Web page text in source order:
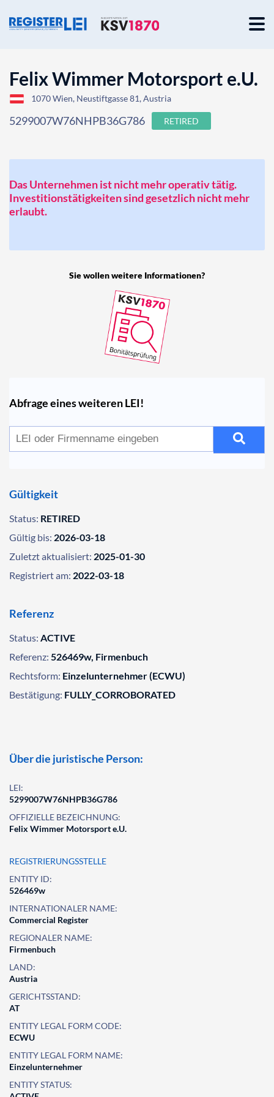
Felix Wimmer Motorsport e.U.
1070 Wien, Neustiftgasse 81, Austria
5299007W76NHPB36G786 RETIRED
Das Unternehmen ist nicht mehr operativ tätig.
Investitionstätigkeiten sind gesetzlich nicht mehr
erlaubt.
Sie wollen weitere Informationen?
Abfrage eines weiteren LEI!
Gültigkeit
Status: RETIRED
Gültig bis: 2026-03-18
Zuletzt aktualisiert: 2025-01-30
Registriert am: 2022-03-18
Referenz
Status: ACTIVE
Referenz: 526469w, Firmenbuch
Rechtsform: Einzelunternehmer (ECWU)
Bestätigung: FULLY_CORROBORATED
Über die juristische Person:
LEI:
5299007W76NHPB36G786
OFFIZIELLE BEZEICHNUNG:
Felix Wimmer Motorsport e.U.
REGISTRIERUNGSSTELLE
ENTITY ID:
526469w
INTERNATIONALER NAME:
Commercial Register
REGIONALER NAME:
Firmenbuch
LAND:
Austria
GERICHTSSTAND:
AT
ENTITY LEGAL FORM CODE:
ECWU
ENTITY LEGAL FORM NAME:
Einzelunternehmer
ENTITY STATUS: